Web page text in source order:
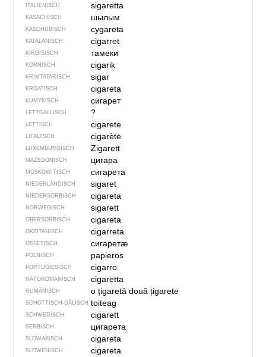
ITALIENISCH sigaretta
KASACHISCH шылым
KASCHUBISCH cygareta
KATALANISCH cigarret
KIRGISISCH тамеки
KORNISCH cigarik
KRIMTATARISCH sigar
KROATISCH cigareta
KUMYKISCH сигарет
LETTGALLISCH ?
LETTISCH cigarete
LITAUISCH cigarètė
LUXEMBURGISCH Zigarett
MAZEDONISCH цигара
MOSKOWITISCH сигарета
NIEDERLÄNDISCH sigaret
NIEDERSORBISCH cigareta
NORWEGISCH sigarett
OBERSORBISCH cigareta
OKZITANISCH cigarreta
OSSETISCH сигаретӕ
POLNISCH papieros
PORTUGIESISCH cigarro
RÄTOROMANISCH cigaretta
RUMÄNISCH o țigaretădouă țigarete
SCHOTTISCH-GÄLISCH toiteag
SCHWEDISCH cigarett
SERBISCH цигарета
SLOWAKISCH cigareta
SLOWENISCH cigareta